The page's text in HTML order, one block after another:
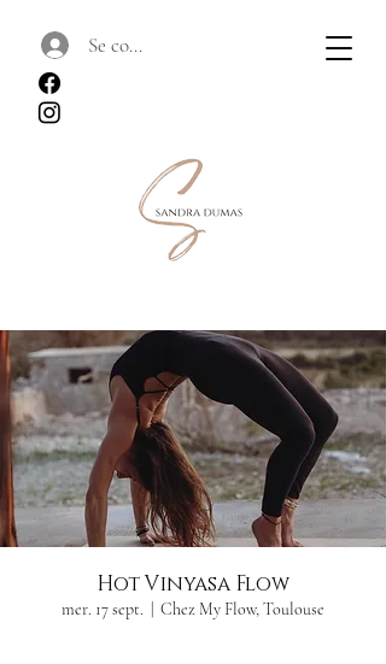
Se connecter
Hot Vinyasa Flow
mer. 17 sept. Chez My Flow, Toulouse